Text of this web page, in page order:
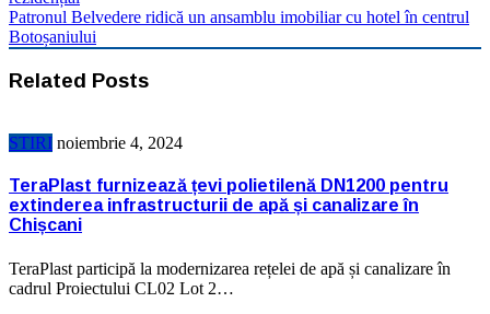
Patronul Belvedere ridică un ansamblu imobiliar cu hotel în centrul
Botoșaniului
Related Posts
STIRI noiembrie 4, 2024
TeraPlast furnizează țevi polietilenă DN1200 pentru
extinderea infrastructurii de apă și canalizare în
Chișcani
TeraPlast participă la modernizarea rețelei de apă și canalizare în
cadrul Proiectului CL02 Lot 2…